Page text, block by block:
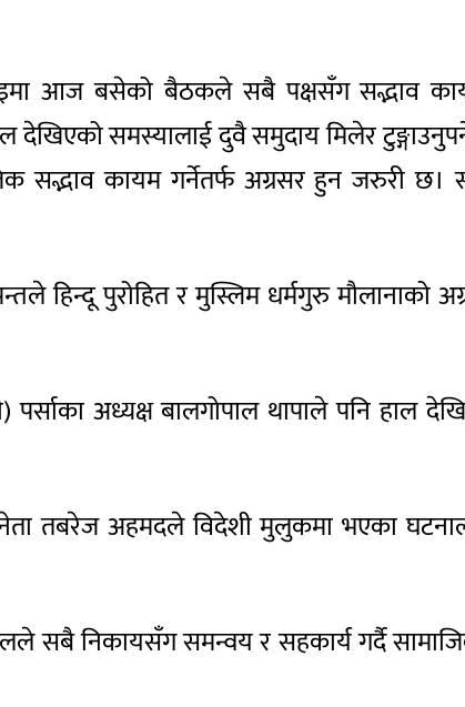
आज बसेको बैठकले सबै पक्षसँग सद्भाव
देखिएको समस्यालाई दुवै समुदाय मिलेर
सद्भाव कायम गर्नेतर्फ अग्रसर हुन जरुरी छ।
पन्तले हिन्दू पुरोहित र मुस्लिम धर्मगुरु
पर्साका अध्यक्ष बालगोपाल थापाले पनि हाल
तबरेज अहमदले विदेशी मुलुकमा भएका
सबै निकायसँग समन्वय र सहकार्य गर्दै